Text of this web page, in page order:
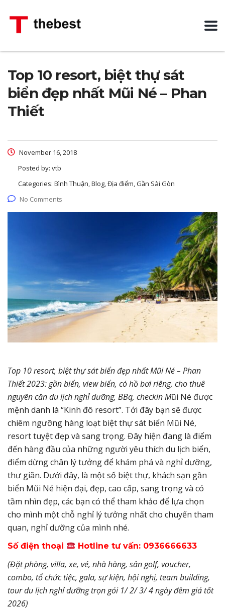
Top 10 resort, biệt thự sát
biển đẹp nhất Mũi Né – Phan
Thiết
November 16, 2018
Posted by: vtb
Categories: Bình Thuận, Blog, Địa điểm, Gần Sài Gòn
No Comments
Top 10 resort, biệt thự sát biển đẹp nhất Mũi Né – Phan
Thiết 2023: gần biển, view biển, có hồ bơi riêng, cho thuê
nguyên căn du lịch nghỉ dưỡng, BBq, checkin Mũi Né được
mệnh danh là “Kinh đô resort”. Tới đây bạn sẽ được
chiêm ngưỡng hàng loạt biệt thự sát biển Mũi Né,
resort tuyệt đẹp và sang trọng. Đây hiện đang là điểm
đến hàng đầu của những người yêu thích du lịch biển,
điểm dừng chân lý tưởng để khám phá và nghỉ dưỡng,
thư giãn. Dưới đây, là một số biệt thự, khách sạn gần
biển Mũi Né hiện đại, đẹp, cao cấp, sang trọng và có
tầm nhìn đẹp, các bạn có thể tham khảo để lựa chọn
cho mình một chỗ nghỉ lý tưởng nhất cho chuyến tham
quan, nghỉ dưỡng của mình nhé.
Số điện thoại Hotline tư vấn: 0936666633
(Đặt phòng, villa, xe, vé, nhà hàng, sân golf, voucher,
combo, tổ chức tiệc, gala, sự kiện, hội nghị, team building,
tour du lịch nghỉ dưỡng trọn gói 1/ 2/ 3/ 4 ngày đêm giá tốt
2026)